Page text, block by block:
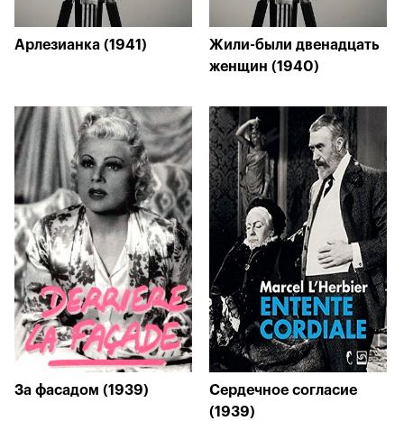
Арлезианка (1941)
Жили-были двенадцать
женщин (1940)
За фасадом (1939)
Сердечное согласие
(1939)